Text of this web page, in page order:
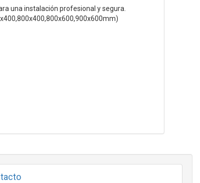
una instalación profesional y segura.